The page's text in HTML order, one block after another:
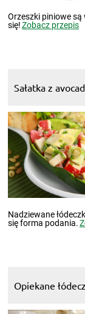
Orzeszki piniowe są
się!Zobacz przepis
Sałatka z
Nadziewane
się forma podania.
Opiekane